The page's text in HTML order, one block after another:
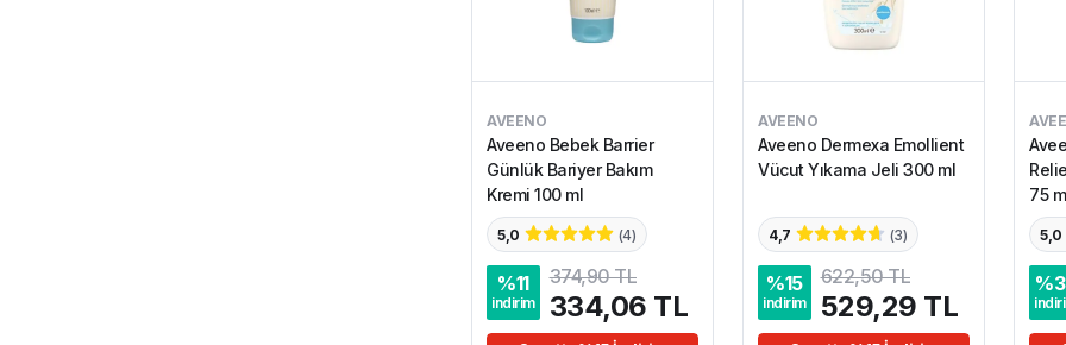
AVEENO
Aveeno Bebek Barrier
Günlük Bariyer Bakım
Kremi 100 ml
5,0 (4)
%11
indirim
374,90 TL
334,06 TL
AVEENO
Aveeno Dermexa Emollient
Vücut Yıkama Jeli 300 ml
4,7 (3)
%15
indirim
622,50 TL
529,29 TL
75
5,0
%